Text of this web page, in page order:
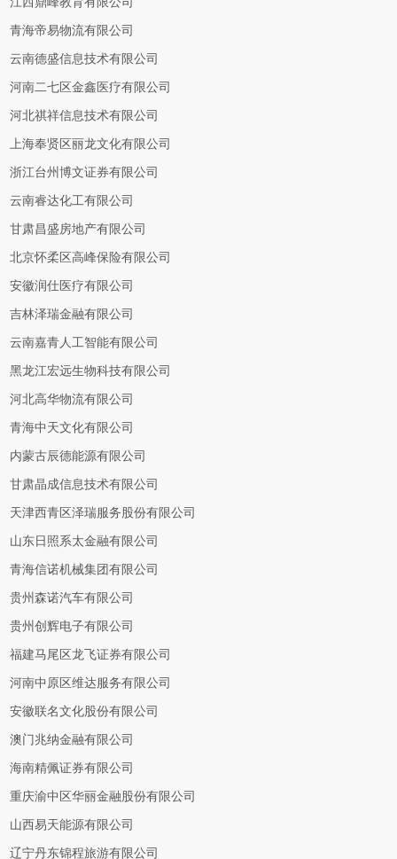
青海帝易物流有限公司
云南德盛信息技术有限公司
河南二七区金鑫医疗有限公司
河北祺祥信息技术有限公司
上海奉贤区丽龙文化有限公司
浙江台州博文证券有限公司
云南睿达化工有限公司
甘肃昌盛房地产有限公司
北京怀柔区高峰保险有限公司
安徽润仕医疗有限公司
吉林泽瑞金融有限公司
云南嘉青人工智能有限公司
黑龙江宏远生物科技有限公司
河北高华物流有限公司
青海中天文化有限公司
内蒙古辰德能源有限公司
甘肃晶成信息技术有限公司
天津西青区泽瑞服务股份有限公司
山东日照系太金融有限公司
青海信诺机械集团有限公司
贵州森诺汽车有限公司
贵州创辉电子有限公司
福建马尾区龙飞证券有限公司
河南中原区维达服务有限公司
安徽联名文化股份有限公司
澳门兆纳金融有限公司
海南精佩证券有限公司
重庆渝中区华丽金融股份有限公司
山西易天能源有限公司
辽宁丹东锦程旅游有限公司